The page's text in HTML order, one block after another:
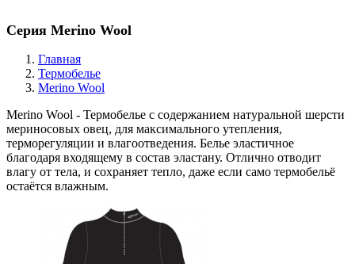
Серия Merino Wool
Главная
Термобелье
Merino Wool
Merino Wool - Термобелье с содержанием натуральной шерсти
мериносовых овец, для максимального утепления,
терморегуляции и влагоотведения. Белье эластичное
благодаря входящему в состав эластану. Отлично отводит
влагу от тела, и сохраняет тепло, даже если само термобельё
остаётся влажным.